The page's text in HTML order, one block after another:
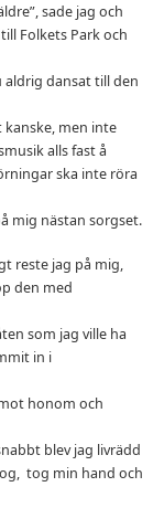
sade jag och
Folkets Park och
aldrig dansat till den
kanske, men inte
alls fast å
ska inte röra
mig nästan sorgset.
reste jag på mig,
den med
som jag ville ha
in i
honom och
blev jag livrädd
tog min hand och